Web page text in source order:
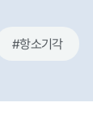
#항소기각